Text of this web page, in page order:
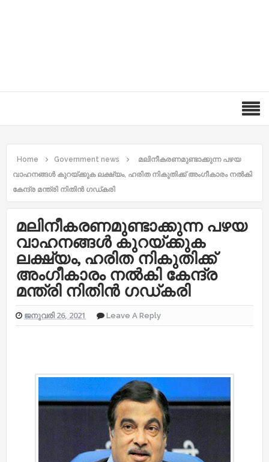
Home Government news
മലിനീകരണമുണ്ടാക്കുന്ന പഴയ
വാഹനങ്ങൾ കുറയ്ക്കുക ലക്ഷ്യം, ഹരിത നികുതിക്ക് അംഗീകാരം നൽകി
കേന്ദ്ര മന്ത്രി നിതിൻ ഗഡ്കരി
മലിനീകരണമുണ്ടാക്കുന്ന പഴയ
വാഹനങ്ങൾ കുറയ്ക്കുക
ലക്ഷ്യം, ഹരിത നികുതിക്ക്
അംഗീകാരം നൽകി കേന്ദ്ര
മന്ത്രി നിതിൻ ഗഡ്കരി
ജനുവരി 26, 2021 Leave A Reply